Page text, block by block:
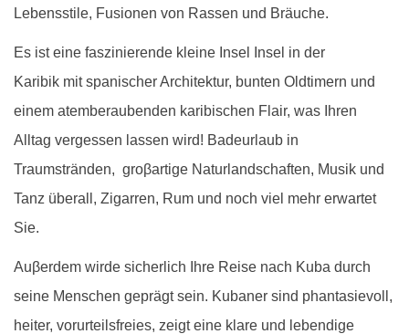
Lebensstile, Fusionen von Rassen und Bräuche.
Es ist eine faszinierende kleine Insel Insel in der
Karibik mit spanischer Architektur, bunten Oldtimern und
einem atemberaubenden karibischen Flair, was Ihren
Alltag vergessen lassen wird! Badeurlaub in
Traumstränden, groβartige Naturlandschaften, Musik und
Tanz überall, Zigarren, Rum und noch viel mehr erwartet
Sie.
Auβerdem wirde sicherlich Ihre Reise nach Kuba durch
seine Menschen geprägt sein. Kubaner sind phantasievoll,
heiter, vorurteilsfreies, zeigt eine klare und lebendige